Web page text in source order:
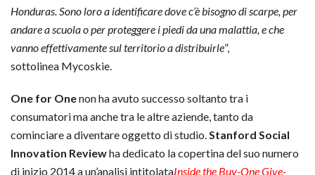
Honduras. Sono loro a identificare dove c’è bisogno di scarpe, per
andare a scuola o per proteggere i piedi da una malattia, e che
vanno effettivamente sul territorio a distribuirle”,
sottolinea Mycoskie.
One for Onenon ha avuto successo soltanto tra i
consumatori ma anche tra le altre aziende, tanto da
cominciare a diventare oggetto di studio.Stanford Social
Innovation Reviewha dedicato la copertina del suo numero
di inizio 2014 a un’analisi intitolataInside the Buy-One Give-